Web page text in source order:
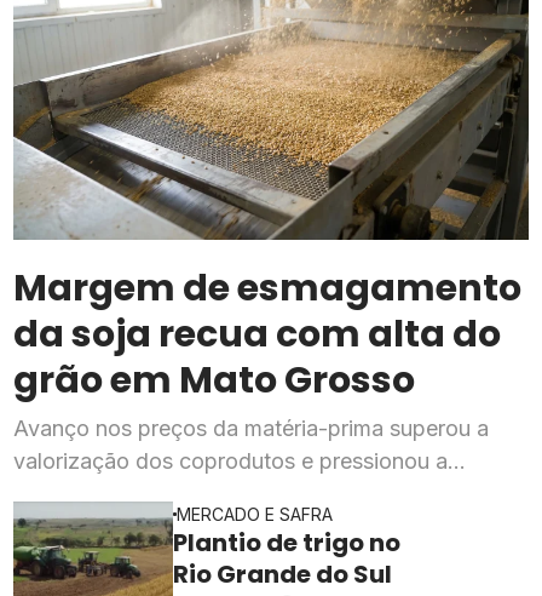
Margem de esmagamento
da soja recua com alta do
grão em Mato Grosso
Avanço nos preços da matéria-prima superou a
valorização dos coprodutos e pressionou a
segundo o ImeaMERCADO E SAFRA
Plantio de trigo no
Rio Grande do Sul